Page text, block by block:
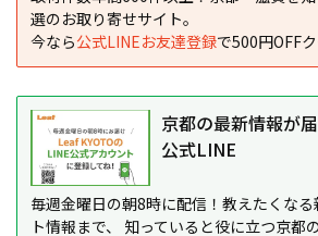
選のお取り寄せサイト。
今なら公式LINEお友達登録で500円OFF
京都の最新情報が
公式LINE
毎週金曜日の朝8時に配信！教えたくな
ト情報まで、 知っていると役に立つ京都